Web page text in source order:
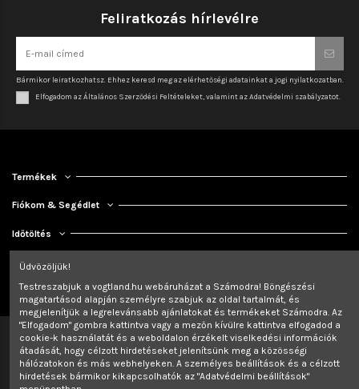
Feliratkozás hírlevélre
Bármikor leiratkozhatsz. Ehhez keresd meg az elérhetőségi adatainkat a jogi nyilatkozatban.
Elfogadom az Általános Szerződési Feltételeket, valamint az Adatvédelmi szabályzatot.
Termékek
Fiókom & Segédlet
Időtöltés
Kapcsolat
Üdvözöljük!
Testreszabjuk a vogtland.hu webáruházat a Számodra! Böngészési
magatartásod alapján személyre szabjuk az oldal tartalmát, és
megjelenítjük a legrelevánsabb ajánlatokat és termékeket Számodra. Az
"Elfogadom" gombra kattintva vagy a mezőn kívülre kattintva elfogadod a
cookie-k használatát és a weboldalon érzékelt viselkedési információk
átadását, hogy célzott hirdetéseket jelenítsünk meg a közösségi
hálózatokon és más webhelyeken. A személyes beállítások és a célzott
hirdetések bármikor kikapcsolhatók az "Adatvédelmi beállítások"